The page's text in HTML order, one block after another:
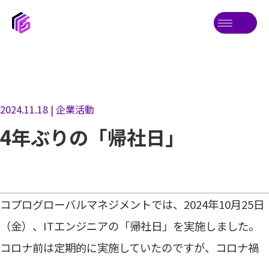
2024.11.18 | 企業活動
4年ぶりの「帰社日」
コプログローバルマネジメントでは、2024年10月25日
（金）、ITエンジニアの「帰社日」を実施しました。
コロナ前は定期的に実施していたのですが、コロナ禍